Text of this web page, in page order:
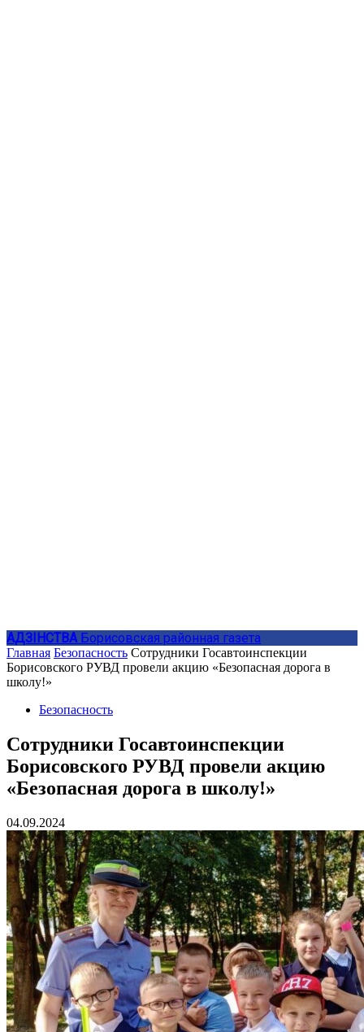
АДЗIНСТВА Борисовская районная газета
Главная Безопасность Сотрудники Госавтоинспекции
Борисовского РУВД провели акцию «Безопасная дорога в
школу!»
Безопасность
Сотрудники Госавтоинспекции
Борисовского РУВД провели акцию
«Безопасная дорога в школу!»
04.09.2024